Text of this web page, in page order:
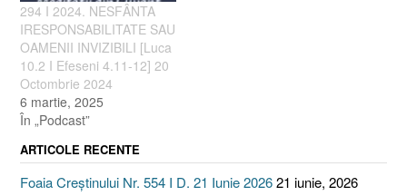
294 I 2024. NESFÂNTA
IRESPONSABILITATE SAU
OAMENII INVIZIBILI [Luca
10.2 I Efeseni 4.11-12] 20
Octombrie 2024
6 martie, 2025
În „Podcast”
ARTICOLE RECENTE
Foaia Creștinului Nr. 554 I D. 21 Iunie 202621 iunie, 2026